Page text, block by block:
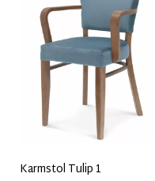
Karmstol Tulip 1